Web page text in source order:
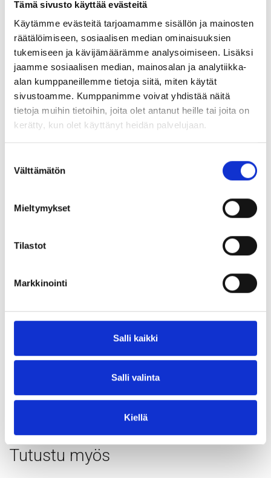
Tämä sivusto käyttää evästeitä
Käytämme evästeitä tarjoamamme sisällön ja mainosten
räätälöimiseen, sosiaalisen median ominaisuuksien
tukemiseen ja kävijämäärämme analysoimiseen. Lisäksi
jaamme sosiaalisen median, mainosalan ja analytiikka-
alan kumppaneillemme tietoja siitä, miten käytät
sivustoamme. Kumppanimme voivat yhdistää näitä
tietoja muihin tietoihin, joita olet antanut heille tai joita on
kerätty, kun olet käyttänyt heidän palvelujaan.
valinta
Välttämätön
Mieltymykset
Tilastot
Markkinointi
Salli kaikki
Salli valinta
Kiellä
SBR-kumi, kovuus 65–75 Sh. A
Tasainen pinta ja siisti leikkuujälki
Hyvä jousto ja kimmoisuus, joka helpottaa asennusta
Toimii sekä suurina pintoina että kapeina nauhoina
Varastokoot ja rullapituudet
3 mm: leveys 30 mm, rulla 10 m
5 mm: leveydet 50 mm, 100 mm, 150 mm, rulla 10 m
: leveydet 20 mm, 50 mm, 100 mm, 200 mm, rulla 5 m
vaatii muuta mitoitusta, neopreenipalat ja neopreeninauha
valmiiksi tuotantolinjassa. Valikoimassa on lisäksi muita
materiaaleja ja leveyksiä. Leikkaamme nauhaa aina 400 mm
Nopea asennus ja siisti lopputulos
Yhtenäinen laatu ja mitat, jotka sopivat suoraan liitokseen
Räätälöinti piirustuksilla ja rei’ityksillä
Toimitus rullina, joista on helppo katkaista työmaalla
Tutustu myös